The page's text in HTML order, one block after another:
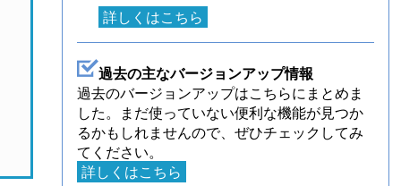
詳しくはこちら
過去の主なバージョンアップ情報
過去のバージョンアップはこちらにまとめま
した。まだ使っていない便利な機能が見つか
るかもしれませんので、ぜひチェックしてみ
てください。
詳しくはこちら